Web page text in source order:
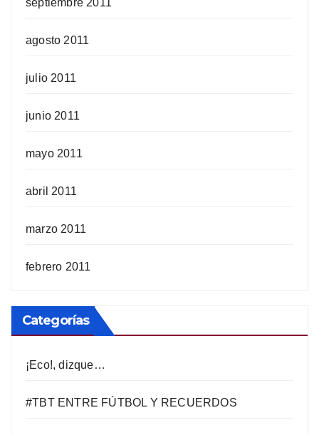
agosto 2011
julio 2011
junio 2011
mayo 2011
abril 2011
marzo 2011
febrero 2011
Categorías
¡Eco!, dizque…
#TBT ENTRE FÚTBOL Y RECUERDOS